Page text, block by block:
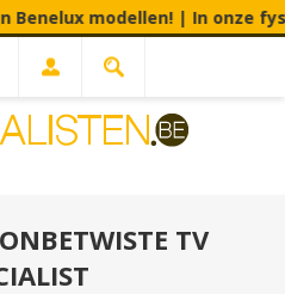
modellen! | In onze
TV